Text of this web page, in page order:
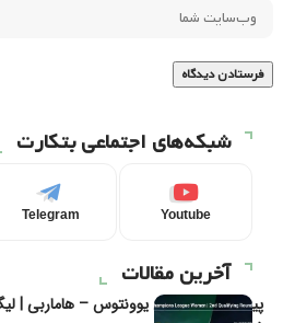
شبکه‌های اجتماعی بتکارت
Youtube
Telegram
آخرین مقالات
پیش‌بینی و تحلیل یوونتوس – هاماربی | لیگ